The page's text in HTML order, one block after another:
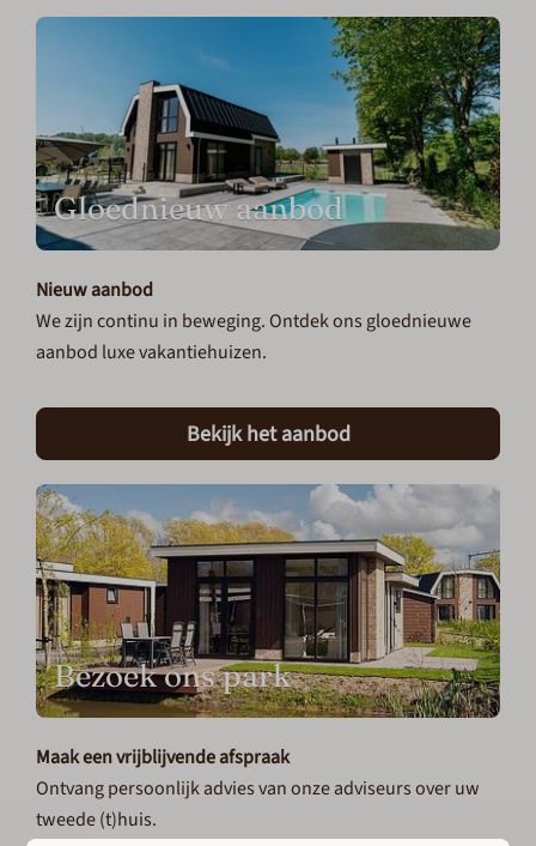
Gloednieuw aanbod
Nieuw aanbod
We zijn continu in beweging. Ontdek ons gloednieuwe
aanbod luxe vakantiehuizen.
Bekijk het aanbod
Bezoek ons park
Maak een vrijblijvende afspraak
Ontvang persoonlijk advies van onze adviseurs over uw
tweede (t)huis.